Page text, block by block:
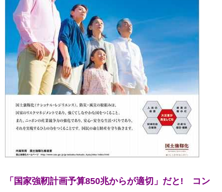
「 国家強靭計画予算850兆からが適切」だと! コン